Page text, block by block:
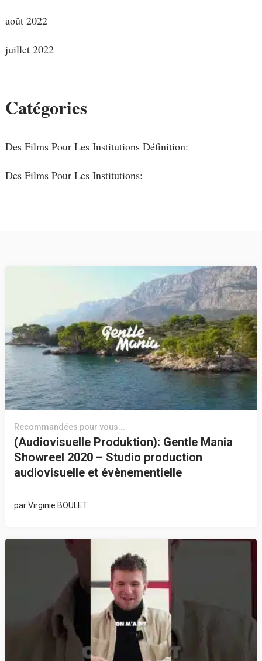
août 2022
juillet 2022
Catégories
Des Films Pour Les Institutions Définition:
Des Films Pour Les Institutions:
Recommandées pour vous...
(Audiovisuelle Produktion): Gentle Mania
Showreel 2020 – Studio production
audiovisuelle et évènementielle
parVirginie BOULET